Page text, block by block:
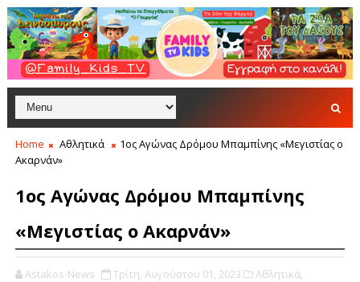
Home Αθλητικά
1ος Αγώνας Δρόμου Μπαμπίνης «Μεγιστίας ο
Ακαρνάν»
1ος Αγώνας Δρόμου Μπαμπίνης
«Μεγιστίας ο Ακαρνάν»
Astakos-News Τρίτη, Αυγούστου 01, 2023 Αθλητικά,